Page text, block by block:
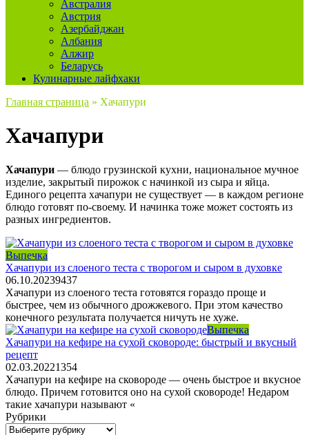
Австралия
Австрия
Азербайджан
Албания
Алжир
Беларусь
Кулинарные лайфхаки
Главная страница » Хачапури
Хачапури
Хачапури — блюдо грузинской кухни, национальное мучное
изделие, закрытый пирожок с начинкой из сыра и яйца.
Единого рецепта хачапури не существует — в каждом регионе
блюдо готовят по-своему. И начинка тоже может состоять из
разных ингредиентов.
Выпечка
Хачапури из слоеного теста с творогом и сыром в духовке
06.10.20239437
Хачапури из слоеного теста готовятся гораздо проще и
быстрее, чем из обычного дрожжевого. При этом качество
конечного результата получается ничуть не хуже.
Выпечка
Хачапури на кефире на сухой сковороде: быстрый и вкусный
рецепт
02.03.20221354
Хачапури на кефире на сковороде — очень быстрое и вкусное
блюдо. Причем готовится оно на сухой сковороде! Недаром
такие хачапури называют «
Рубрики
Рубрики